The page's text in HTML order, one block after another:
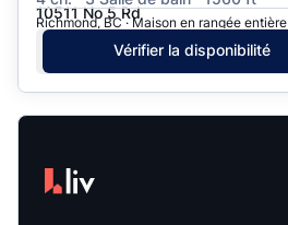
10511 No 5 Rd
Richmond, BC · Maison en rangée entière
Vérifier la disponibilité